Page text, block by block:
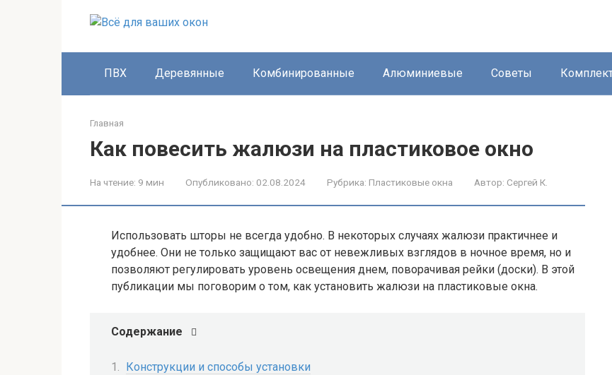
ПВХ Деревянные Комбинированные Алюминиевые Советы
Главная
Как повесить жалюзи на пластиковое окно
На чтение: 9 мин Опубликовано: 02.08.2024 Рубрика: Пластиковые окна Автор: Сергей К.
Использовать шторы не всегда удобно. В некоторых случаях жалюзи практичнее и
удобнее. Они не только защищают вас от невежливых взглядов в ночное время, но и
позволяют регулировать уровень освещения днем, поворачивая рейки (доски). В этой
публикации мы поговорим о том, как установить жалюзи на пластиковые окна.
Содержание
Конструкции и способы установки